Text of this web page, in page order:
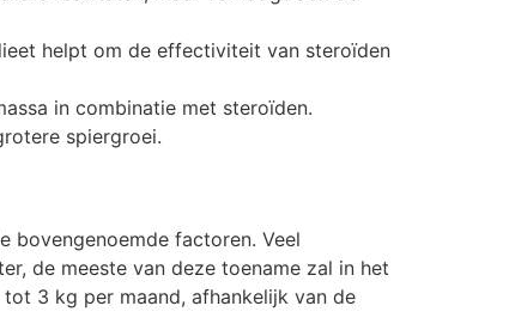
helpt om de effectiviteit van steroïden
in combinatie met steroïden.
spiergroei.
bovengenoemde factoren. Veel
de meeste van deze toename zal in het
3 kg per maand, afhankelijk van de